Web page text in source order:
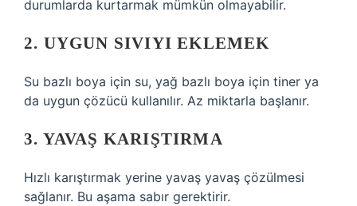
durumlarda kurtarmak mümkün olmayabilir.
2. UYGUN SIVIYI EKLEMEK
Su bazlı boya için su, yağ bazlı boya için tiner ya
da uygun çözücü kullanılır. Az miktarla başlanır.
3. YAVAŞ KARIŞTIRMA
Hızlı karıştırmak yerine yavaş yavaş çözülmesi
sağlanır. Bu aşama sabır gerektirir.